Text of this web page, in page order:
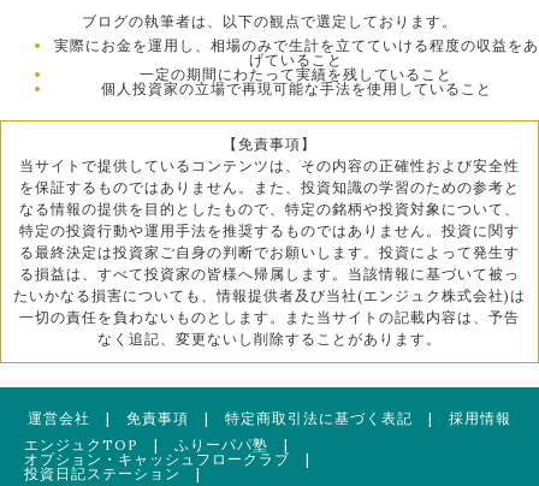
ブログの執筆者は、以下の観点で選定しております。
実際にお金を運用し、相場のみで生計を立てていける程度の収益をあ
げていること
一定の期間にわたって実績を残していること
個人投資家の立場で再現可能な手法を使用していること
【免責事項】
当サイトで提供しているコンテンツは、その内容の正確性および安全性
を保証するものではありません。また、投資知識の学習のための参考と
なる情報の提供を目的としたもので、特定の銘柄や投資対象について、
特定の投資行動や運用手法を推奨するものではありません。投資に関す
る最終決定は投資家ご自身の判断でお願いします。投資によって発生す
る損益は、すべて投資家の皆様へ帰属します。当該情報に基づいて被っ
たいかなる損害についても、情報提供者及び当社(エンジュク株式会社)は
一切の責任を負わないものとします。また当サイトの記載内容は、予告
なく追記、変更ないし削除することがあります。
運営会社 | 免責事項 | 特定商取引法に基づく表記 | 採用情報
エンジュクTOP
| ふりーパパ塾 |
オプション・キャッシュフロークラブ |
投資日記ステーション
|